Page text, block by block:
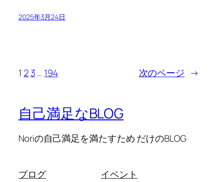
2025年3月24日
1 2 3… 194 次のページ →
自己満足なBLOG
Noriの自己満足を満たすため だけのBLOG
ブログ
イベント